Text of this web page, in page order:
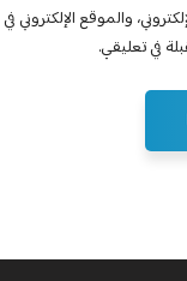
والموقع الإلكتروني
في تعليقي.